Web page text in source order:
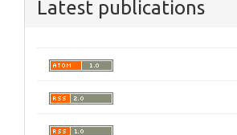
Latest publications